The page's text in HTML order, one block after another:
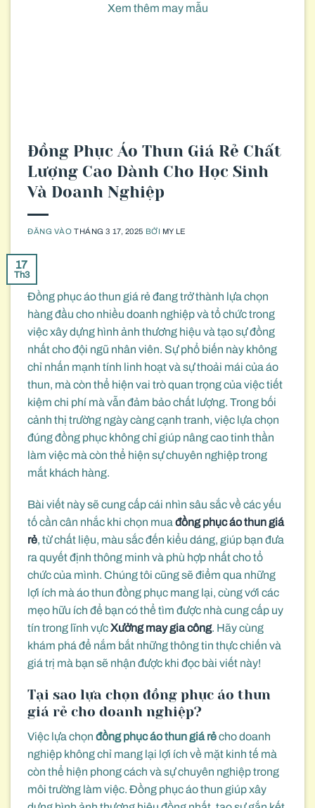
Xem thêm may mẫu
Đồng Phục Áo Thun Giá Rẻ Chất
Lượng Cao Dành Cho Học Sinh
Và Doanh Nghiệp
ĐĂNG VÀOTHÁNG 3 17, 2025 BỞI MY LE
17
Th3
Đồng phục áo thun giá rẻ đang trở thành lựa chọn
hàng đầu cho nhiều doanh nghiệp và tổ chức trong
việc xây dựng hình ảnh thương hiệu và tạo sự đồng
nhất cho đội ngũ nhân viên. Sự phổ biến này không
chỉ nhấn mạnh tính linh hoạt và sự thoải mái của áo
thun, mà còn thể hiện vai trò quan trọng của việc tiết
kiệm chi phí mà vẫn đảm bảo chất lượng. Trong bối
cảnh thị trường ngày càng cạnh tranh, việc lựa chọn
đúng đồng phục không chỉ giúp nâng cao tinh thần
làm việc mà còn thể hiện sự chuyên nghiệp trong
mắt khách hàng.
Bài viết này sẽ cung cấp cái nhìn sâu sắc về các yếu
tố cần cân nhắc khi chọn mua đồng phục áo thun giá
rẻ, từ chất liệu, màu sắc đến kiểu dáng, giúp bạn đưa
ra quyết định thông minh và phù hợp nhất cho tổ
chức của mình. Chúng tôi cũng sẽ điểm qua những
lợi ích mà áo thun đồng phục mang lại, cùng với các
mẹo hữu ích để bạn có thể tìm được nhà cung cấp uy
tín trong lĩnh vựcXưởng may gia công. Hãy cùng
khám phá để nắm bắt những thông tin thực chiến và
giá trị mà bạn sẽ nhận được khi đọc bài viết này!
Tại sao lựa chọn đồng phục áo thun
giá rẻ cho doanh nghiệp?
Việc lựa chọn đồng phục áo thun giá rẻcho doanh
nghiệp không chỉ mang lại lợi ích về mặt kinh tế mà
còn thể hiện phong cách và sự chuyên nghiệp trong
môi trường làm việc. Đồng phục áo thun giúp xây